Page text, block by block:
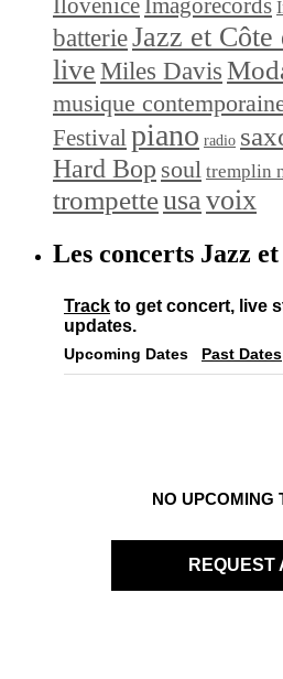
Ilovenice Imagorecords
batterieJazz et Côte
live Miles Davis
musique
Festivalpiano radio
Hard Bop soul tremplin
trompetteusavoix
Les concerts Jazz
Track to get concert, live
updates.
Upcoming Dates Past Dates
NO UPCOMING
REQUEST